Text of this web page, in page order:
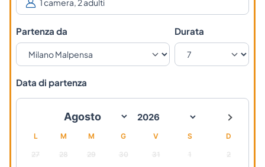
Partenza da Durata
Data di partenza
L M M G V S D
27 28 29 30 31 1 2